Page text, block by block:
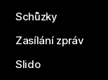
Schůzky
Zasílání zpráv
Slido